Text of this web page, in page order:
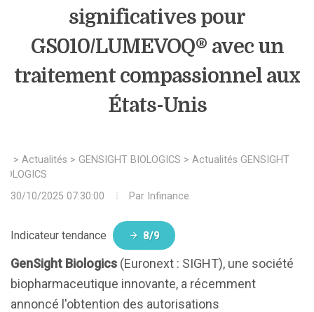
significatives pour
GS010/LUMEVOQ® avec un
traitement compassionnel aux
États-Unis
> Actualités > GENSIGHT BIOLOGICS > Actualités GENSIGHT
30/10/2025 07:30:00
Par Infinance
Indicateur tendance 8/9
GenSight Biologics (Euronext : SIGHT), une société
biopharmaceutique innovante, a récemment
annoncé l'obtention des autorisations